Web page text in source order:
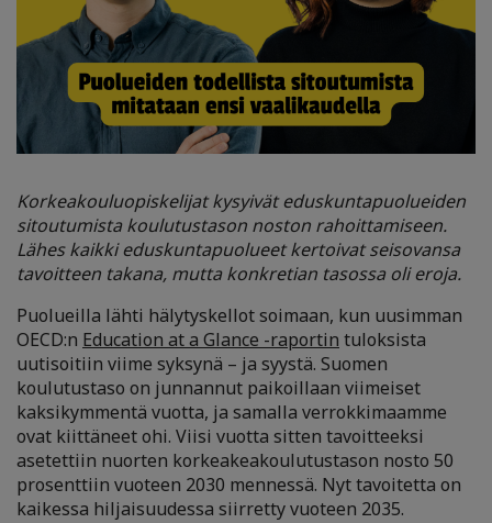
Korkeakouluopiskelijat kysyivät eduskuntapuolueiden
sitoutumista koulutustason noston rahoittamiseen.
Lähes kaikki eduskuntapuolueet kertoivat seisovansa
tavoitteen takana, mutta konkretian tasossa oli eroja.
Puolueilla lähti hälytyskellot soimaan, kun uusimman
OECD:n Education at a Glance -raportin tuloksista
uutisoitiin viime syksynä – ja syystä. Suomen
koulutustaso on junnannut paikoillaan viimeiset
kaksikymmentä vuotta, ja samalla verrokkimaamme
ovat kiittäneet ohi. Viisi vuotta sitten tavoitteeksi
asetettiin nuorten korkeakeakoulutustason nosto 50
prosenttiin vuoteen 2030 mennessä. Nyt tavoitetta on
kaikessa hiljaisuudessa siirretty vuoteen 2035.